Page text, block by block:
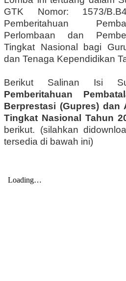
GTK Nomor: 1573/
Pemberitahuan
Perlombaan dan
Tingkat Nasional bagi
dan Tenaga Kependidikan
Berikut Salinan Isi
Pemberitahuan
Berprestasi (Gupres) dan
Tingkat Nasional Tahun
berikut. (silahkan
tersedia di bawah ini)